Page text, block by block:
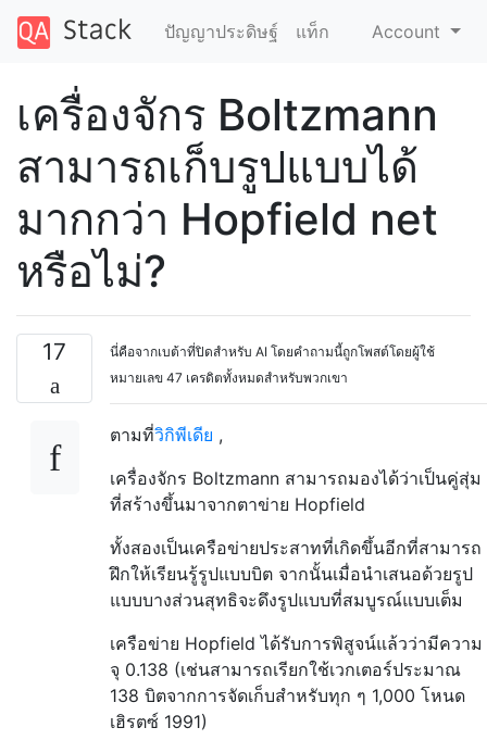
ปัญญาประดิษฐ์ แท็ก Account
เครื่องจักร Boltzmann
สามารถเก็บรูปแบบได้
มากกว่า Hopfield net
หรือไม่?
17
นี่คือจากเบต้าที่ปิดสำหรับ AI โดยคำถามนี้ถูกโพสต์โดยผู้ใช้
หมายเลข 47 เครดิตทั้งหมดสำหรับพวกเขา
ตามที่วิกิพีเดีย ,
เครื่องจักร Boltzmann สามารถมองได้ว่าเป็นคู่สุ่ม
ที่สร้างขึ้นมาจากตาข่าย Hopfield
ทั้งสองเป็นเครือข่ายประสาทที่เกิดขึ้นอีกที่สามารถ
ฝึกให้เรียนรู้รูปแบบบิต จากนั้นเมื่อนำเสนอด้วยรูป
แบบบางส่วนสุทธิจะดึงรูปแบบที่สมบูรณ์แบบเต็ม
เครือข่าย Hopfield ได้รับการพิสูจน์แล้วว่ามีความ
จุ 0.138 (เช่นสามารถเรียกใช้เวกเตอร์ประมาณ
138 บิตจากการจัดเก็บสำหรับทุก ๆ 1,000 โหนด
เฮิรตซ์ 1991)